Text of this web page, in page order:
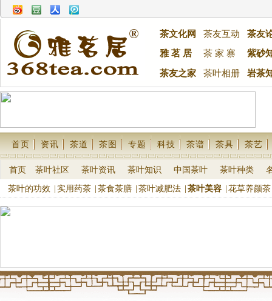
茶文化网 茶友互动
茶友
雅 茗 居
茶 家 寨 紫砂
茶友之家 茶叶相册 岩茶
首页 资讯 茶道 茶图 专题 科技 茶谱 茶具 茶艺
首页 茶叶社区 茶叶资讯 茶叶知识 中国茶叶 茶叶种类
茶叶的功效 实用药茶 茶食茶膳 茶叶减肥法 茶叶美容 花草养颜茶